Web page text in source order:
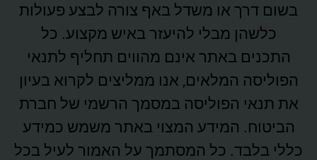
בשום דרך או משדל באף צורה לבצע פעולות
כלשהן מבלי להיעזר באיש מקצוע. כל
התכנים באתר אינם מהווים תחליף לתנאי
הפוליסה המלאים, אנו ממליצים לקרוא בעיון
את תנאי הפוליסה במסמך הרשמי של חברת
הביטוח. המידע המצוי באתר משמש כמידע
כללי בלבד. כל המסתמך על האמור לעיל בכל